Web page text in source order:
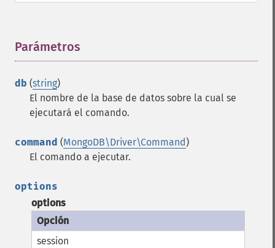
Parámetros
db (string)
El nombre de la base de datos sobre la cual se
ejecutará el comando.
command (MongoDB\Driver\Command)
El comando a ejecutar.
options
options
session